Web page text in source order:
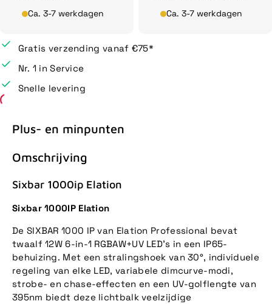
Ca. 3-7 werkdagen Ca. 3-7 werkdagen
Gratis verzending vanaf €75*
Nr. 1 in Service
Snelle levering
Plus- en minpunten
Omschrijving
Sixbar 1000ip Elation
Sixbar 1000IP Elation
De SIXBAR 1000 IP van Elation Professional bevat
twaalf 12W 6-in-1 RGBAW+UV LED's in een IP65-
behuizing. Met een stralingshoek van 30°, individuele
regeling van elke LED, variabele dimcurve-modi,
strobe- en chase-effecten en een UV-golflengte van
395nm biedt deze lichtbalk veelzijdige